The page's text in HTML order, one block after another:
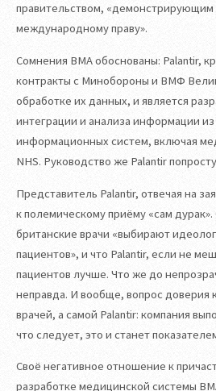
правительством, «демонстрирующим
международному праву».
Сомнения BMA обоснованы: Palantir,
контракты с Минобороны и ВМФ
обработке их данных, и является
интеграции и анализа информации
информационных систем, включая
NHS. Руководство же Palantir
Представитель Palantir, отвечая на
к полемическому приёму «сам дурак».
британские врачи «выбирают
пациентов», и что Palantir, если не
пациентов лучше. Что же до
неправда. И вообще, вопрос доверия
врачей, а самой Palantir: компания
что следует, это и станет
Своё негативное отношение к
разработке медицинской системы